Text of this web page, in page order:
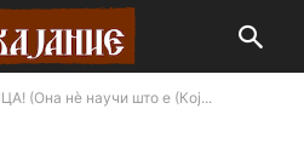
(Она нѐ научи што е (Кој...